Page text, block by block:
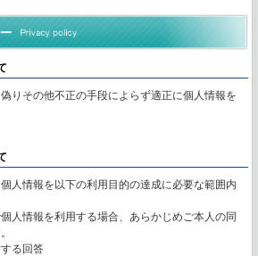
りその他不正の手段によらず適正に個人情報を
人情報を以下の利用目的の達成に必要な範囲内
人情報を利用する場合、あらかじめご本人の同
る回答